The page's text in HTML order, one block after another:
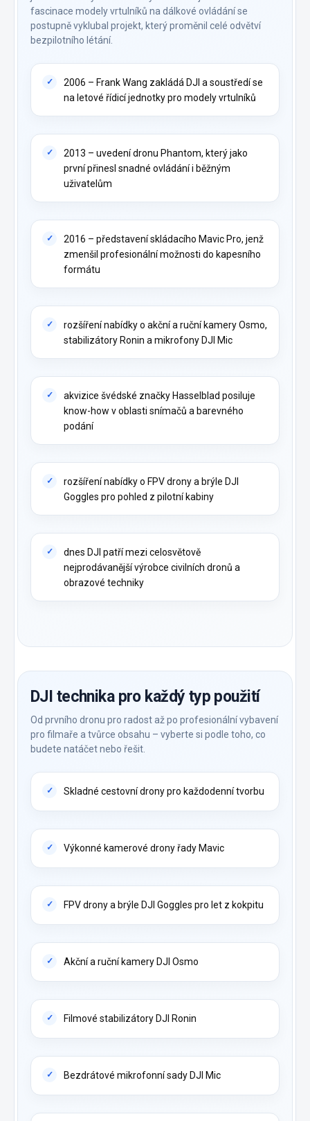
fascinace modely vrtulníků na dálkové ovládání se
postupně vyklubal projekt, který proměnil celé odvětví
bezpilotního létání.
2006 – Frank Wang zakládá DJI a soustředí se
na letové řídicí jednotky pro modely vrtulníků
2013 – uvedení dronu Phantom, který jako
první přinesl snadné ovládání i běžným
uživatelům
2016 – představení skládacího Mavic Pro, jenž
zmenšil profesionální možnosti do kapesního
formátu
rozšíření nabídky o akční a ruční kamery Osmo,
stabilizátory Ronin a mikrofony DJI Mic
akvizice švédské značky Hasselblad posiluje
know-how v oblasti snímačů a barevného
podání
rozšíření nabídky o FPV drony a brýle DJI
Goggles pro pohled z pilotní kabiny
dnes DJI patří mezi celosvětově
nejprodávanější výrobce civilních dronů a
obrazové techniky
DJI technika pro každý typ použití
Od prvního dronu pro radost až po profesionální vybavení
pro filmaře a tvůrce obsahu – vyberte si podle toho, co
budete natáčet nebo řešit.
Skladné cestovní drony pro každodenní tvorbu
Výkonné kamerové drony řady Mavic
FPV drony a brýle DJI Goggles pro let z kokpitu
Akční a ruční kamery DJI Osmo
Filmové stabilizátory DJI Ronin
Bezdrátové mikrofonní sady DJI Mic